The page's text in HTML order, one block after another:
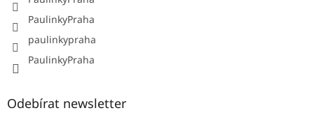
PaulinkyPraha
paulinkypraha
PaulinkyPraha
Odebírat newsletter